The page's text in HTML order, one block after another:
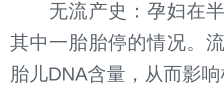
无流产史：孕妇在半
其中一胎胎停的情况。
胎儿DNA含量，从而影